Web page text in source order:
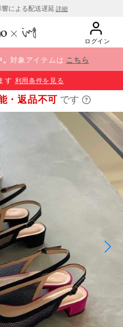
響による配送遅延 詳細
ログイン
。対象アイテムは こちら
す 利用条件を見る
・返品不可 です